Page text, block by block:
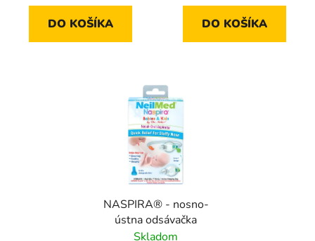
DO KOŠÍKA DO KOŠÍKA
NASPIRA® - nosno-
ústna odsávačka
Skladom